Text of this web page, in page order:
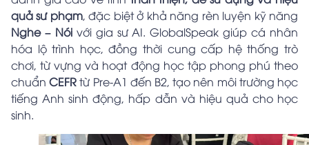
quả sư phạm, đặc biệt ở khả năng rèn luyện kỹ năng
Nghe – Nóivới gia sư AI. GlobalSpeak giúp cá nhân
hóa lộ trình học, đồng thời cung cấp hệ thống trò
chơi, từ vựng và hoạt động học tập phong phú theo
chuẩnCEFRtừ Pre-A1 đến B2, tạo nên môi trường học
tiếng Anh sinh động, hấp dẫn và hiệu quả cho học
sinh.